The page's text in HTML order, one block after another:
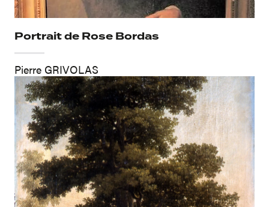
Portrait de Rose Bordas
Pierre GRIVOLAS